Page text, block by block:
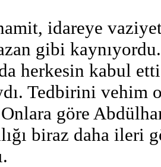
idareye vaziyet
gibi
herkesin kabul
Tedbirini vehim
Onlara göre
biraz daha ileri